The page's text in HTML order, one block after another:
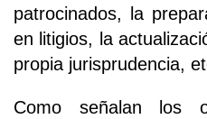
patrocinados, la
en litigios, la
propia jurisprudencia,
Como señalan los